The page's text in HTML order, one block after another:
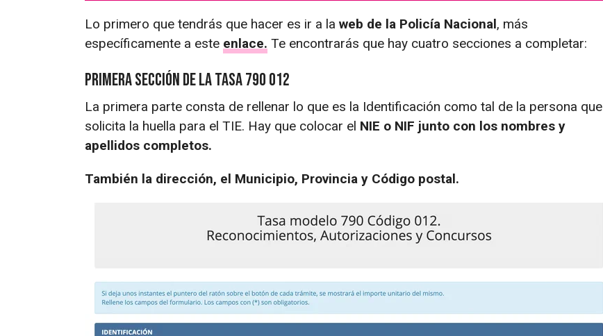
Lo primero que tendrás que hacer es ir a la web de la Policía Nacional, más
específicamente a este enlace. Te encontrarás que hay cuatro secciones a completar:
Primera sección de la tasa 790 012
La primera parte consta de rellenar lo que es la Identificación como tal de la persona que
solicita la huella para el TIE. Hay que colocar el NIE o NIF junto con los nombres y
apellidos completos.
También la dirección, el Municipio, Provincia y Código postal.